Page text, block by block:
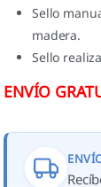
Sello
madera.
Sello
ENVÍO